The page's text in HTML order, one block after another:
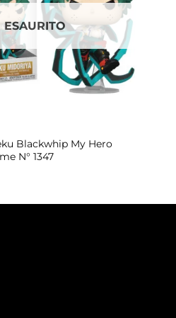
ESAURITO
Blackwhip My Hero
N° 1347